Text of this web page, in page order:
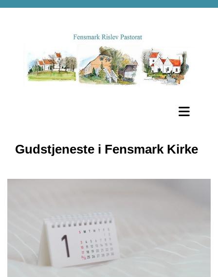
Gudstjeneste i Fensmark Kirke